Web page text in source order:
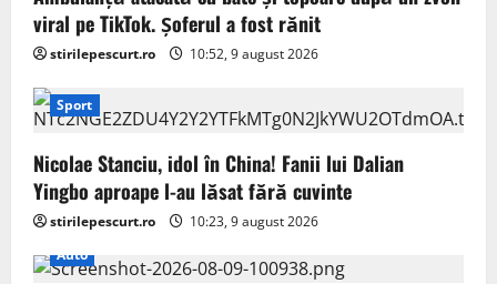
viral pe TikTok. Șoferul a fost rănit
stirilepescurt.ro 10:52, 9 august 2026
Sport
Nicolae Stanciu, idol în China! Fanii lui Dalian
Yingbo aproape l-au lăsat fără cuvinte
stirilepescurt.ro
10:23, 9 august 2026
Auto